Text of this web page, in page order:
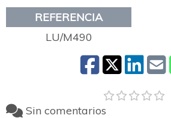
REFERENCIA
LU/M490
Sin comentarios